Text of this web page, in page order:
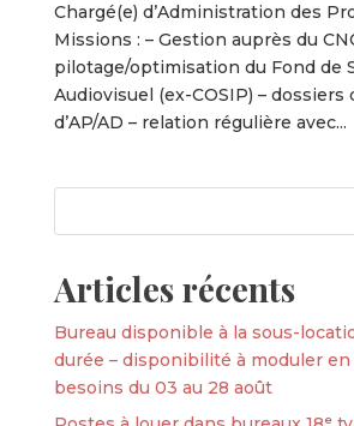
Chargé(e) d’Administration des
Missions : – Gestion auprès du
pilotage/optimisation du Fond de
Audiovisuel (ex-COSIP) – dossiers
d’AP/AD – relation régulière avec...
Articles récents
Bureau disponible à la sous-
durée – disponibilité à moduler
besoins du 03 au 28 août